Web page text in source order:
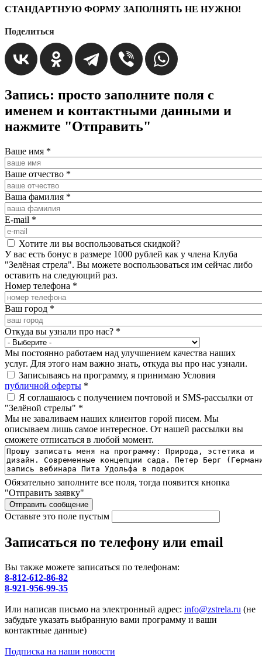
СТАНДАРТНУЮ ФОРМУ ЗАПОЛНЯТЬ НЕ НУЖНО!
Поделиться
Запись: просто заполните поля с
именем и контактными данными и
нажмите "Отправить"
Ваше имя *
Ваше отчество *
Ваша фамилия *
E-mail *
Хотите ли вы воспользоваться скидкой?
У вас есть бонус в размере 1000 рублей как у члена Клуба
"Зелёная стрела". Вы можете воспользоваться им сейчас либо
оставить на следующий раз.
Номер телефона *
Ваш город *
Откуда вы узнали про нас? *
Мы постоянно работаем над улучшением качества наших
услуг. Для этого нам важно знать, откуда вы про нас узнали.
Записываясь на программу, я принимаю Условия
публичной оферты *
Я соглашаюсь с получением почтовой и SMS-рассылки от
"Зелёной стрелы" *
Мы не заваливаем наших клиентов горой писем. Мы
описываем лишь самое интересное. От нашей рассылки вы
сможете отписаться в любой момент.
Обязательно заполните все поля, тогда появится кнопка
"Отправить заявку"
Оставьте это поле пустым
Записаться по телефону или email
Вы также можете записаться по телефонам:
8-812-612-86-82
8-921-956-99-35
Или написав письмо на электронный адрес: info@zstrela.ru (не
забудьте указать выбранную вами программу и ваши
контактные данные)
Подписка на наши новости